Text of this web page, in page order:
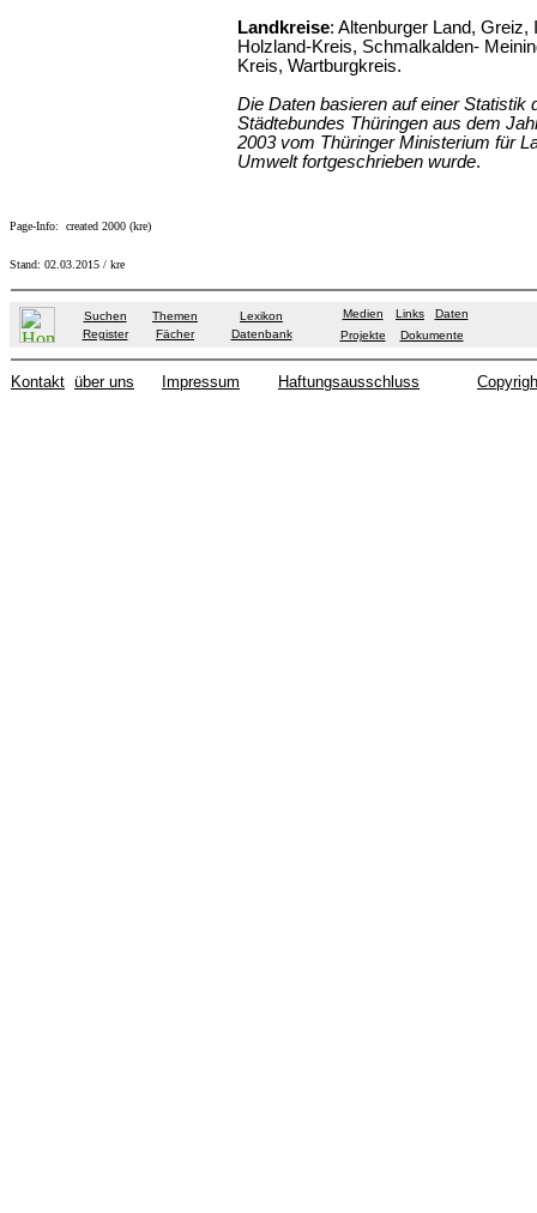
Landkreise: Altenburger Land,
Holzland-Kreis, Schmalkalden-
Kreis, Wartburgkreis.
Die Daten basieren auf einer Statistik
Städtebundes Thüringen aus dem
2003 vom Thüringer Ministerium für
Umwelt fortgeschrieben wurde.
Page-Info: created 2000 (kre)
Stand: 02.03.2015 / kre
Suchen Themen
Lexikon
Register
Fächer Datenbank
Medien Links
Daten
Projekte
Dokumente
Kontakt über uns Impressum Haftungsausschluss